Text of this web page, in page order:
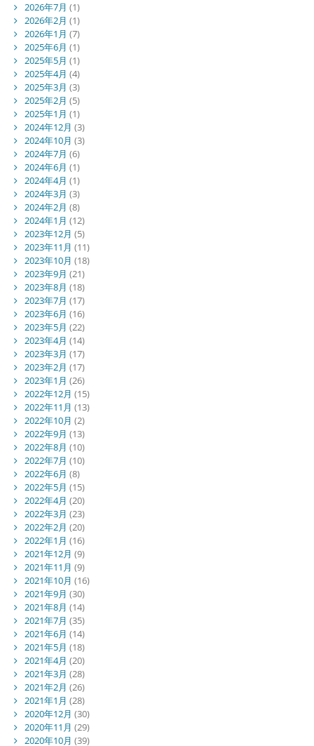
2026年7月 (1)
2026年2月 (1)
2026年1月 (7)
2025年6月 (1)
2025年5月 (1)
2025年4月 (4)
2025年3月 (3)
2025年2月 (5)
2025年1月 (1)
2024年12月 (3)
2024年10月 (3)
2024年7月 (6)
2024年6月 (1)
2024年4月 (1)
2024年3月 (3)
2024年2月 (8)
2024年1月 (12)
2023年12月 (5)
2023年11月 (11)
2023年10月 (18)
2023年9月 (21)
2023年8月 (18)
2023年7月 (17)
2023年6月 (16)
2023年5月 (22)
2023年4月 (14)
2023年3月 (17)
2023年2月 (17)
2023年1月 (26)
2022年12月 (15)
2022年11月 (13)
2022年10月 (2)
2022年9月 (13)
2022年8月 (10)
2022年7月 (10)
2022年6月 (8)
2022年5月 (15)
2022年4月 (20)
2022年3月 (23)
2022年2月 (20)
2022年1月 (16)
2021年12月 (9)
2021年11月 (9)
2021年10月 (16)
2021年9月 (30)
2021年8月 (14)
2021年7月 (35)
2021年6月 (14)
2021年5月 (18)
2021年4月 (20)
2021年3月 (28)
2021年2月 (26)
2021年1月 (28)
2020年12月 (30)
2020年11月 (29)
2020年10月 (39)